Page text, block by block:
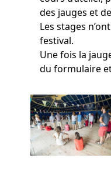
des jauges et
Les stages
festival.
Une fois la
du formulaire